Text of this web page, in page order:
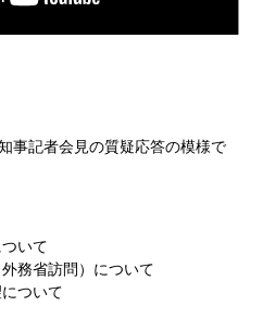
事記者会見の質疑応答の模様で
いて
務省訪問）について
ついて